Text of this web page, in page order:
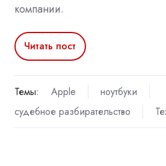
компании.
Читать пост
Темы: Apple
ноутбуки
судебное разбирательство